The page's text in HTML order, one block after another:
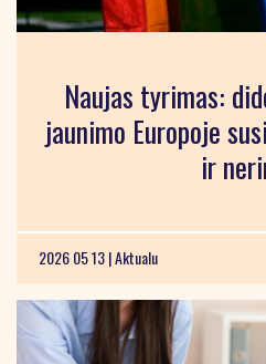
Naujas tyrimas:
jaunimo Europoje
ir
2026 05 13 |Aktualu